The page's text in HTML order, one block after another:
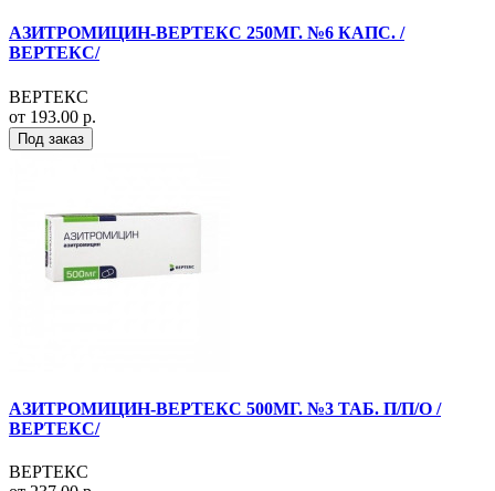
АЗИТРОМИЦИН-ВЕРТЕКС 250МГ. №6 КАПС. /
ВЕРТЕКС/
ВЕРТЕКС
от 193.00 р.
Под заказ
АЗИТРОМИЦИН-ВЕРТЕКС 500МГ. №3 ТАБ. П/П/О /
ВЕРТЕКС/
ВЕРТЕКС